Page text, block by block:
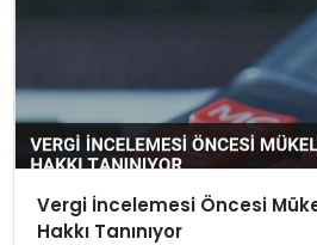
Vergi İncelemesi Öncesi
Hakkı Tanınıyor